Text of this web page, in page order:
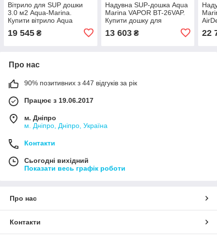
Вітрило для SUP дошки
3.0 м2 Aqua-Marina.
Купити вітрило Aqua
Marina AQUA MARINA BT-
22BL-3S для SUP дошки
19 545 ₴
Надувна SUP-дошка Aqua
Marina VAPOR BT-26VAP.
Купити дошку для
Marina, довжина 3,15
13 603₴
U-
22
Про нас
90% позитивних з 447 відгуків за рік
Працює з 19.06.2017
м. Дніпро
м. Дніпро, Дніпро, Україна
Контакти
Сьогодні вихідний
Показати весь графік роботи
Про нас
Контакти